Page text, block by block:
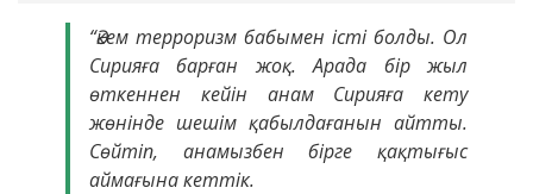
“Әкем терроризм бабымен істі болды. Ол
Сирияға барған жоқ. Арада бір жыл
өткеннен кейін анам Сирияға кету
жөнінде шешім қабылдағанын айтты.
Сөйтіп, анамызбен бірге қақтығыс
аймағына кеттік.